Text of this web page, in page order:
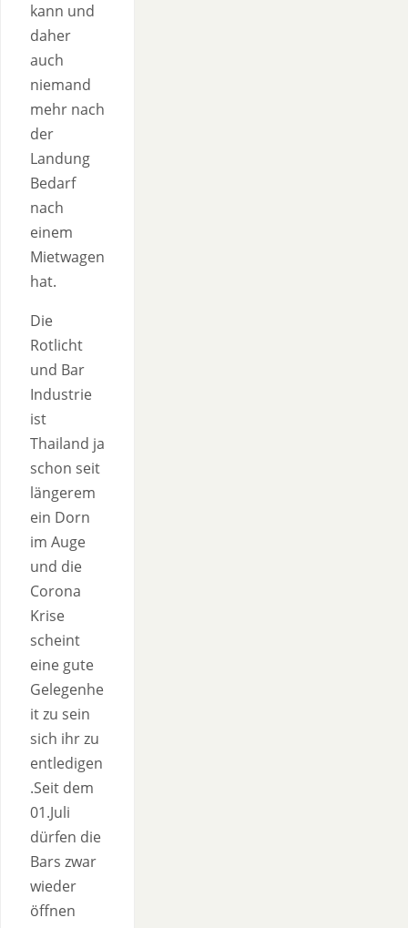
kann und
daher
auch
niemand
mehr nach
der
Landung
Bedarf
nach
einem
Mietwagen
hat.
Die
Rotlicht
und Bar
Industrie
ist
Thailand ja
schon seit
längerem
ein Dorn
im Auge
und die
Corona
Krise
scheint
eine gute
Gelegenhe
it zu sein
sich ihr zu
entledigen
.Seit dem
01.Juli
dürfen die
Bars zwar
wieder
öffnen